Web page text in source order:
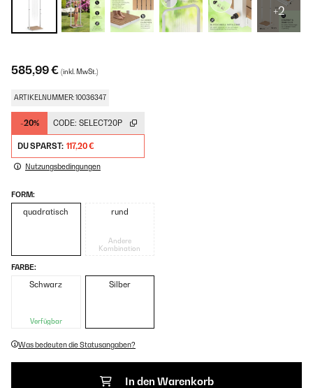
+2
585,99 € (inkl. MwSt.)
ARTIKELNUMMER: 10036347
-20% CODE: SELECT20P
DU SPARST: 117,20 €
Nutzungsbedingungen
FORM:
quadratisch rund
Andere
Kombination
FARBE:
Schwarz
Verfügbar
Silber
Was bedeuten die Statusangaben?
In den Warenkorb